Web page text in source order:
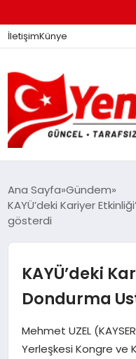
İletişimKünye
GÜNDEM
DÜNYA
EĞITIM
Ana Sayfa Gündem
KAYÜ’deki Kariyer
gösterdi
KAYÜ’deki
Dondurma
Mehmet UZEL
Yerleşkesi Kongre ve